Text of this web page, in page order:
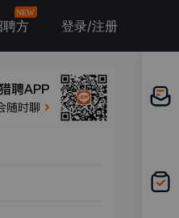
聘方
NEW
登录/注册